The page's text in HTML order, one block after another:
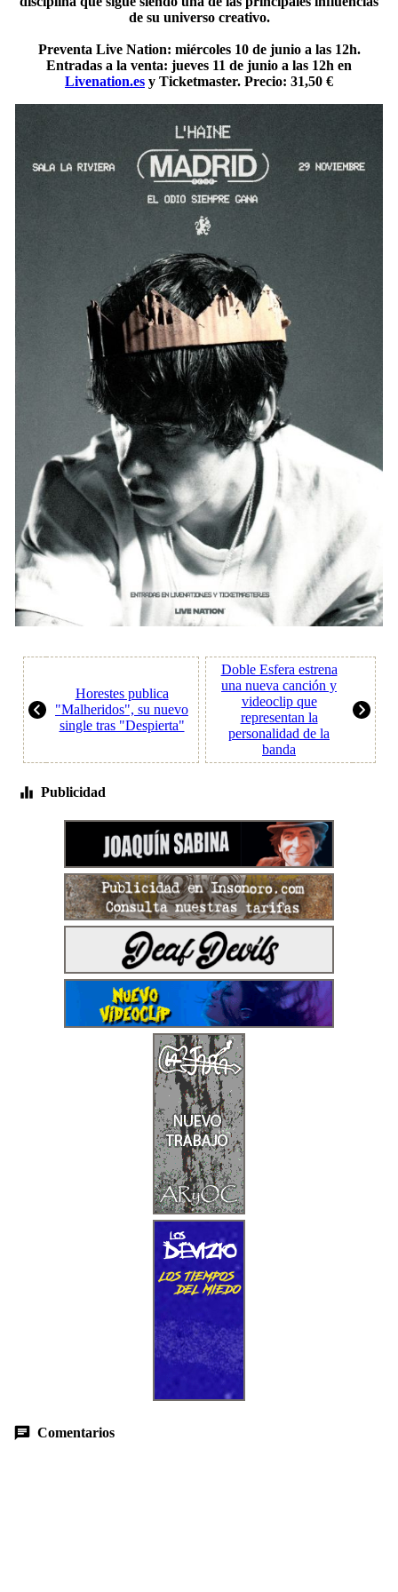
de su universo creativo.
Preventa Live Nation: miércoles 10 de junio a las 12h.
Entradas a la venta: jueves 11 de junio a las 12h en
Livenation.es y Ticketmaster. Precio: 31,50 €
Horestes publica
"Malheridos", su nuevo
single tras "Despierta"
Doble Esfera estrena
una nueva canción y
videoclip que
representan la
personalidad de la
banda
Publicidad
Comentarios